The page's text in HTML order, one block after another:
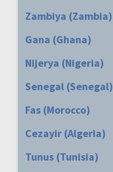
Zambiya (Zambia)
Gana (Ghana)
Nijerya (Nigeria)
Senegal (Senegal)
Fas (Morocco)
Cezayir (Algeria)
Tunus (Tunisia)